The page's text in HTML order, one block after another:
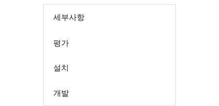
세부사항
평가
설치
개발